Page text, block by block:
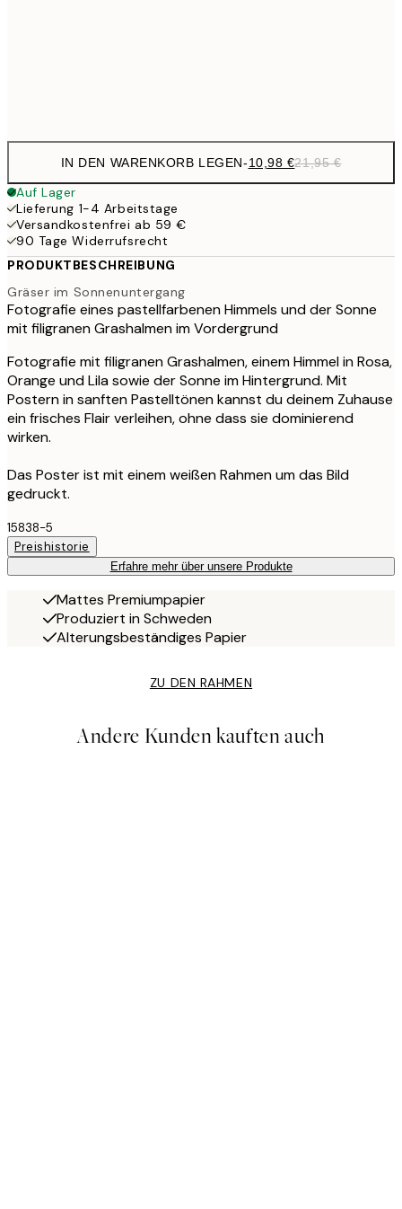
IN DEN WARENKORB LEGEN-10,98 €21,95 €
Auf Lager
Lieferung 1-4 Arbeitstage
Versandkostenfrei ab 59 €
90 Tage Widerrufsrecht
PRODUKTBESCHREIBUNG
Gräser im Sonnenuntergang
Fotografie eines pastellfarbenen Himmels und der Sonne
mit filigranen Grashalmen im Vordergrund
Fotografie mit filigranen Grashalmen, einem Himmel in Rosa,
Orange und Lila sowie der Sonne im Hintergrund. Mit
Postern in sanften Pastelltönen kannst du deinem Zuhause
ein frisches Flair verleihen, ohne dass sie dominierend
wirken.
Das Poster ist mit einem weißen Rahmen um das Bild
gedruckt.
15838-5
Preishistorie
Erfahre mehr über unsere Produkte
Mattes Premiumpapier
Produziert in Schweden
Alterungsbeständiges Papier
ZU DEN RAHMEN
Andere Kunden kauften auch